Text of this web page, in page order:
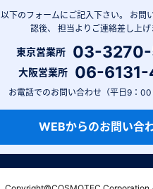
以下のフォームにご記入下さい。
お問
認後、
担当よりご連絡差し上げ
東京営業所 03-3270-
大阪営業所 06-6131-
お電話でのお問い合わせ（平日9：00
WEBからのお問い合